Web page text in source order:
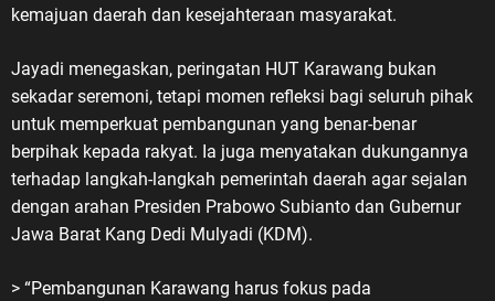
kemajuan daerah dan kesejahteraan masyarakat.
Jayadi menegaskan, peringatan HUT Karawang bukan
sekadar seremoni, tetapi momen refleksi bagi seluruh pihak
untuk memperkuat pembangunan yang benar-benar
berpihak kepada rakyat. Ia juga menyatakan dukungannya
terhadap langkah-langkah pemerintah daerah agar sejalan
dengan arahan Presiden Prabowo Subianto dan Gubernur
Jawa Barat Kang Dedi Mulyadi (KDM).
> “Pembangunan Karawang harus fokus pada